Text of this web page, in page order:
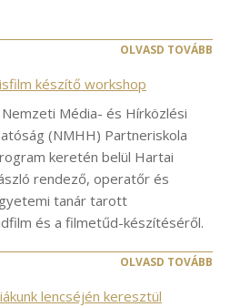
OLVASD TOVÁBB
készítő workshop
Nemzeti Média- és Hírközlési
(NMHH) Partneriskola
keretén belül Hartai
rendező, operatőr és
tanár tarott
és a filmetűd-készítéséről.
OLVASD TOVÁBB
lencséjén keresztül